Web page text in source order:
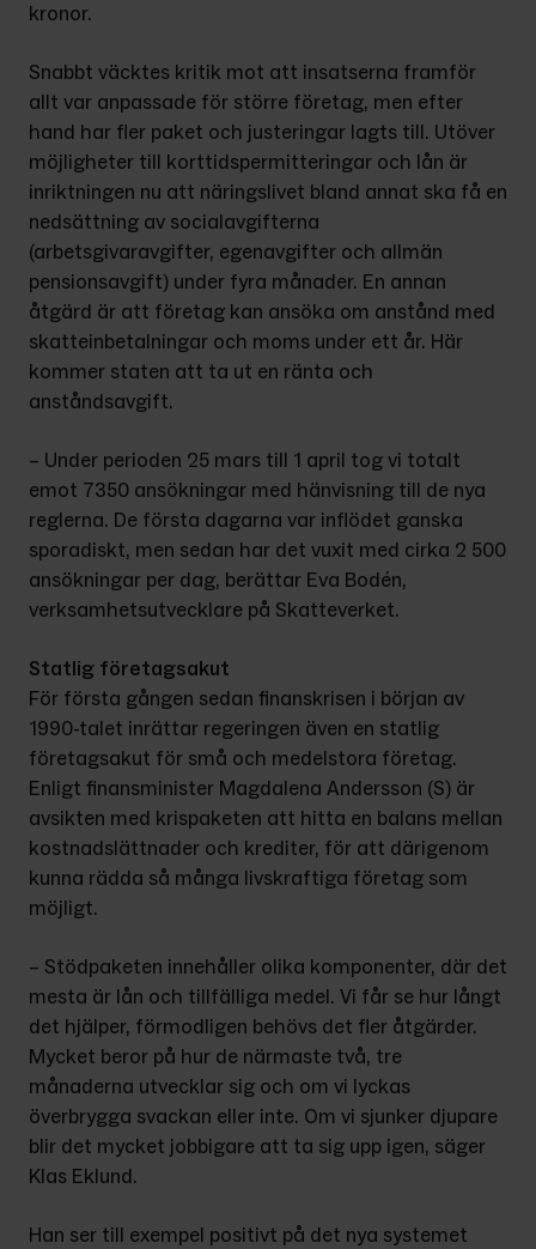
kronor.
Snabbt väcktes kritik mot att insatserna framför
allt var anpassade för större företag, men efter
hand har fler paket och justeringar lagts till. Utöver
möjligheter till korttidspermitte­ringar och lån är
inriktningen nu att näringslivet bland annat ska få en
ned­sättning av socialavgifterna
(arbetsgivaravgifter, egenavgifter och allmän
pensionsavgift) under fyra månader. En annan
åtgärd är att företag kan ansöka om anstånd med
skatteinbetalningar och moms under ett år. Här
kommer staten att ta ut en ränta och
anståndsavgift.
– Under perioden 25 mars till 1 april tog vi totalt
emot 7350 ansökningar med hänvisning till de nya
reglerna. De första dagarna var inflödet ganska
sporadiskt, men sedan har det vuxit med cirka 2 500
ansökningar per dag, berättar Eva Bodén,
verksamhetsutvecklare på Skatteverket.
Statlig företagsakut
För första gången sedan finanskrisen i början av
1990-talet inrättar regering­en även en statlig
företagsakut för små och medelstora företag.
Enligt finans­minister Magdalena Andersson (S) är
avsikten med krispaketen att hitta en balans mellan
kostnadslättnader och krediter, för att därigenom
kunna rädda så många livskraftiga företag som
möjligt.
– Stödpaketen innehåller olika kom­ponenter, där det
mesta är lån och till­fälliga medel. Vi får se hur långt
det hjälper, förmodligen behövs det fler åtgärder.
Mycket beror på hur de när­maste två, tre
månaderna utvecklar sig och om vi lyckas
överbrygga svackan eller inte. Om vi sjunker djupare
blir det mycket jobbigare att ta sig upp igen, säger
Klas Eklund.
Han ser till exempel positivt på det nya systemet